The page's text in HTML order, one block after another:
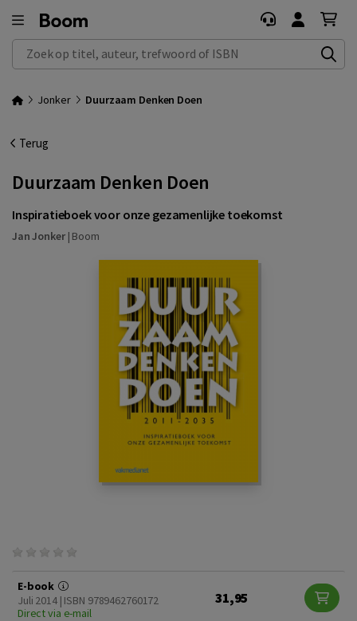
Zoek op titel, auteur, trefwoord of ISBN
Jonker Duurzaam Denken Doen
Terug
Duurzaam Denken Doen
Inspiratieboek voor onze gezamenlijke toekomst
Jan Jonker| Boom
E-book
Juli 2014 | ISBN 9789462760172
Direct via e-mail
31,95